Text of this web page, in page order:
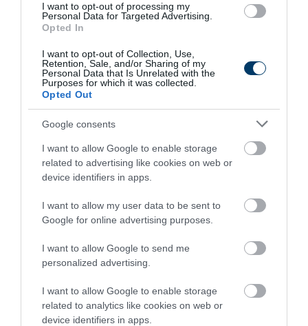
I want to opt-out of processing my
Personal Data for Targeted Advertising.
Opted In
I want to opt-out of Collection, Use,
Retention, Sale, and/or Sharing of my
Personal Data that Is Unrelated with the
Purposes for which it was collected.
Opted Out
Google consents
I want to allow Google to enable storage
related to advertising like cookies on web or
device identifiers in apps.
I want to allow my user data to be sent to
Google for online advertising purposes.
I want to allow Google to send me
personalized advertising.
I want to allow Google to enable storage
related to analytics like cookies on web or
device identifiers in apps.
493 88
8 h 42 min
Stop Eating These 3 Foods That Are Known to
Cause Parasites
217 182 201